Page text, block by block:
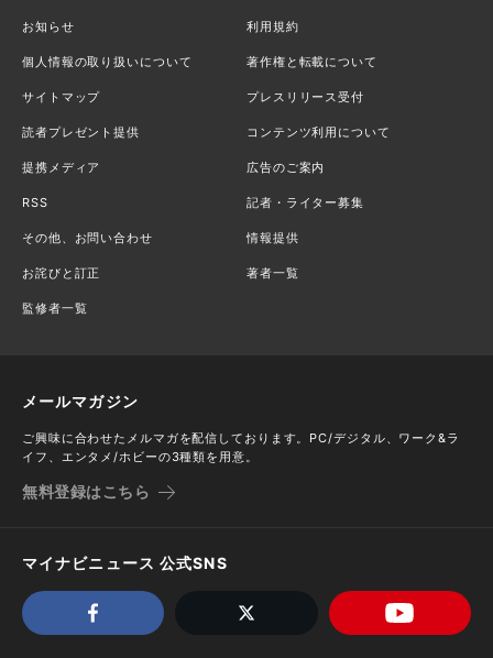
お知らせ 利用規約
個人情報の取り扱いについて 著作権と転載について
サイトマップ プレスリリース受付
読者プレゼント提供 コンテンツ利用について
提携メディア 広告のご案内
RSS 記者・ライター募集
その他、お問い合わせ 情報提供
お詫びと訂正 著者一覧
監修者一覧
メールマガジン
ご興味に合わせたメルマガを配信しております。PC/デジタル、ワーク&ラ
イフ、エンタメ/ホビーの3種類を用意。
無料登録はこちら
マイナビニュース 公式SNS